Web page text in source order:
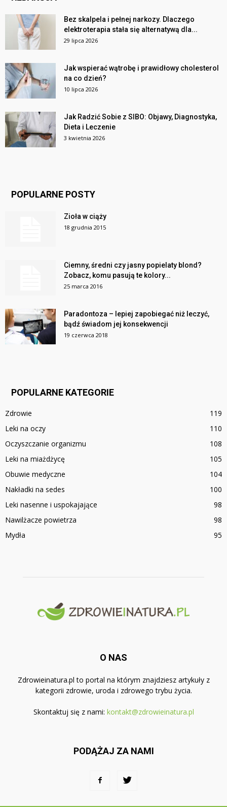
Bez skalpela i pełnej narkozy. Dlaczego
elektroterapia stała się alternatywą dla...
29 lipca 2026
Jak wspierać wątrobę i prawidłowy cholesterol
na co dzień?
10 lipca 2026
Jak Radzić Sobie z SIBO: Objawy, Diagnostyka,
Dieta i Leczenie
3 kwietnia 2026
POPULARNE POSTY
Zioła w ciąży
18 grudnia 2015
Ciemny, średni czy jasny popielaty blond?
Zobacz, komu pasują te kolory...
25 marca 2016
Paradontoza – lepiej zapobiegać niż leczyć,
bądź świadom jej konsekwencji
19 czerwca 2018
POPULARNE KATEGORIE
Zdrowie
119
Leki na oczy
110
Oczyszczanie organizmu
108
Leki na miażdżycę
105
Obuwie medyczne
104
Nakładki na sedes
100
Leki nasenne i uspokajające
98
Nawilżacze powietrza
98
Mydła
95
O NAS
Zdrowieinatura.pl to portal na którym znajdziesz artykuły z
kategorii zdrowie, uroda i zdrowego trybu życia.
Skontaktuj się z nami: kontakt@zdrowieinatura.pl
PODĄŻAJ ZA NAMI